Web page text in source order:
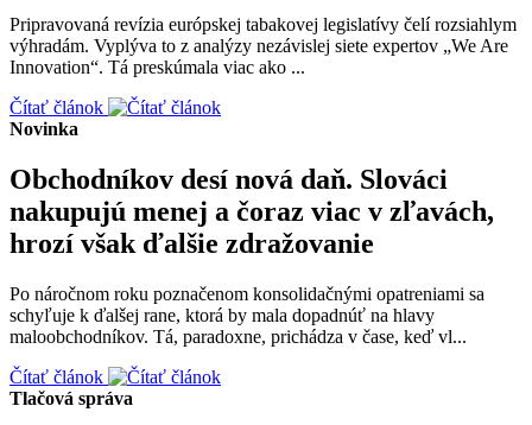
Pripravovaná revízia európskej tabakovej legislatívy čelí rozsiahlym
výhradám. Vyplýva to z analýzy nezávislej siete expertov „We Are
Innovation“. Tá preskúmala viac ako ...
Čítať článok
Novinka
Obchodníkov desí nová daň. Slováci
nakupujú menej a čoraz viac v zľavách,
hrozí však ďalšie zdražovanie
Po náročnom roku poznačenom konsolidačnými opatreniami sa
schyľuje k ďalšej rane, ktorá by mala dopadnúť na hlavy
maloobchodníkov. Tá, paradoxne, prichádza v čase, keď vl...
Čítať článok
Tlačová správa